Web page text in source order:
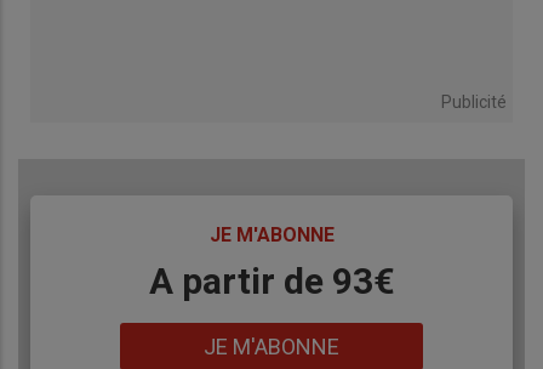
Publicité
JE M'ABONNE
A partir de 93€
JE M'ABONNE